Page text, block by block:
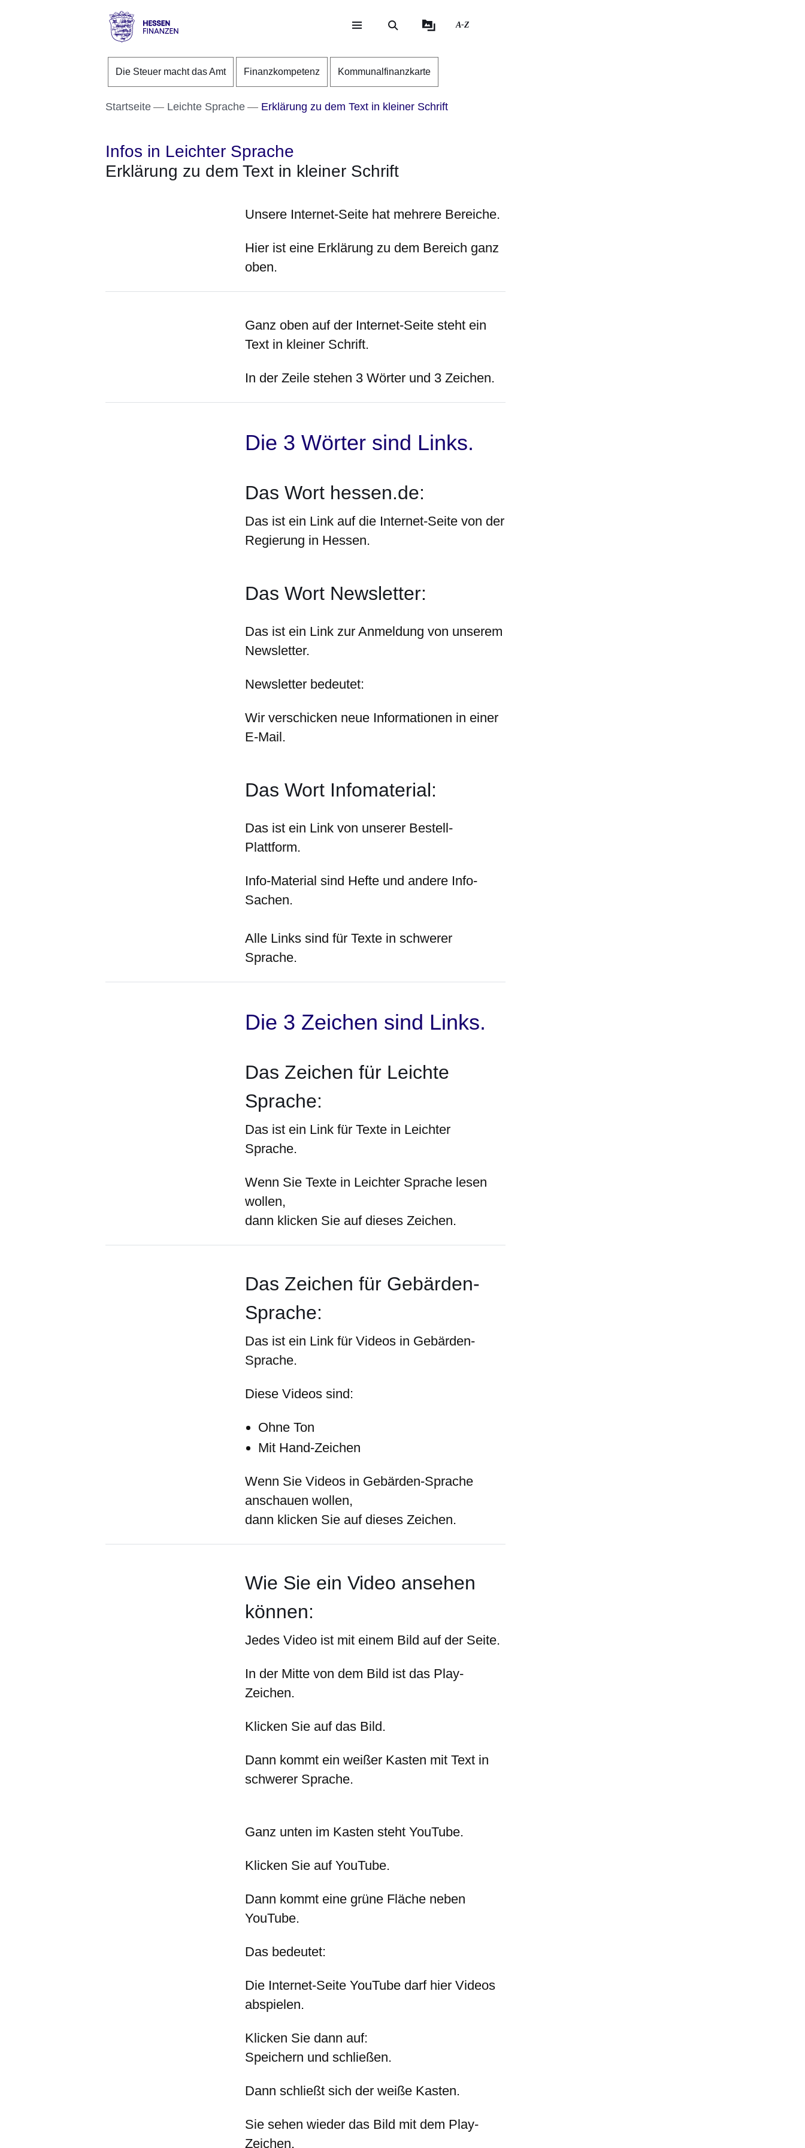
Direkt zum Kopf der Seite
Direkt zum Inhalt
Direkt zum Fuß der Seite
Finanzen
A-Z
Die Steuer macht das Amt Finanzkompetenz Kommunalfinanzkarte
Startseite Leichte Sprache Erklärung zu dem Text in kleiner Schrift
Infos in Leichter Sprache
Erklärung zu dem Text in kleiner Schrift
Unsere Internet-Seite hat mehrere Bereiche.
Hier ist eine Erklärung zu dem Bereich ganz
oben.
Ganz oben auf der Internet-Seite steht ein
Text in kleiner Schrift.
In der Zeile stehen 3 Wörter und 3 Zeichen.
Die 3 Wörter sind Links.
Das Wort hessen.de:
Das ist ein Link auf die Internet-Seite von der
Regierung in Hessen.
Das Wort Newsletter:
Das ist ein Link zur Anmeldung von unserem
Newsletter.
Newsletter bedeutet:
Wir verschicken neue Informationen in einer
E-Mail.
Das Wort Infomaterial:
Das ist ein Link von unserer Bestell-
Plattform.
Info-Material sind Hefte und andere Info-
Sachen.
Alle Links sind für Texte in schwerer
Sprache.
Die 3 Zeichen sind Links.
Das Zeichen für Leichte
Sprache:
Das ist ein Link für Texte in Leichter
Sprache.
Wenn Sie Texte in Leichter Sprache lesen
wollen,
dann klicken Sie auf dieses Zeichen.
Das Zeichen für Gebärden-
Sprache:
Das ist ein Link für Videos in Gebärden-
Sprache.
Diese Videos sind:
Ohne Ton
Mit Hand-Zeichen
Wenn Sie Videos in Gebärden-Sprache
anschauen wollen,
dann klicken Sie auf dieses Zeichen.
Wie Sie ein Video ansehen
können:
Jedes Video ist mit einem Bild auf der Seite.
In der Mitte von dem Bild ist das Play-
Zeichen.
Klicken Sie auf das Bild.
Dann kommt ein weißer Kasten mit Text in
schwerer Sprache.
Ganz unten im Kasten steht YouTube.
Klicken Sie auf YouTube.
Dann kommt eine grüne Fläche neben
YouTube.
Das bedeutet:
Die Internet-Seite YouTube darf hier Videos
abspielen.
Klicken Sie dann auf:
Speichern und schließen.
Dann schließt sich der weiße Kasten.
Sie sehen wieder das Bild mit dem Play-
Zeichen.